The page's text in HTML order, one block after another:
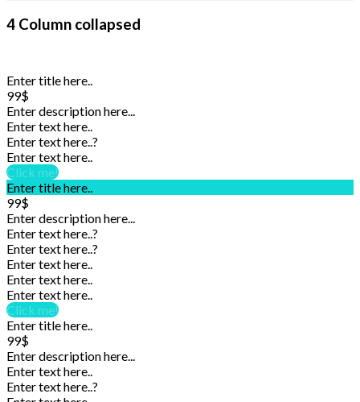
4 Column collapsed
Enter title here..
99$
Enter description here...
Enter text here..
Enter text here.. ?
Enter text here..
Click me!
Enter title here..
99$
Enter description here...
Enter text here.. ?
Enter text here.. ?
Enter text here..
Enter text here..
Enter text here..
Click me!
Enter title here..
99$
Enter description here...
Enter text here..
Enter text here.. ?